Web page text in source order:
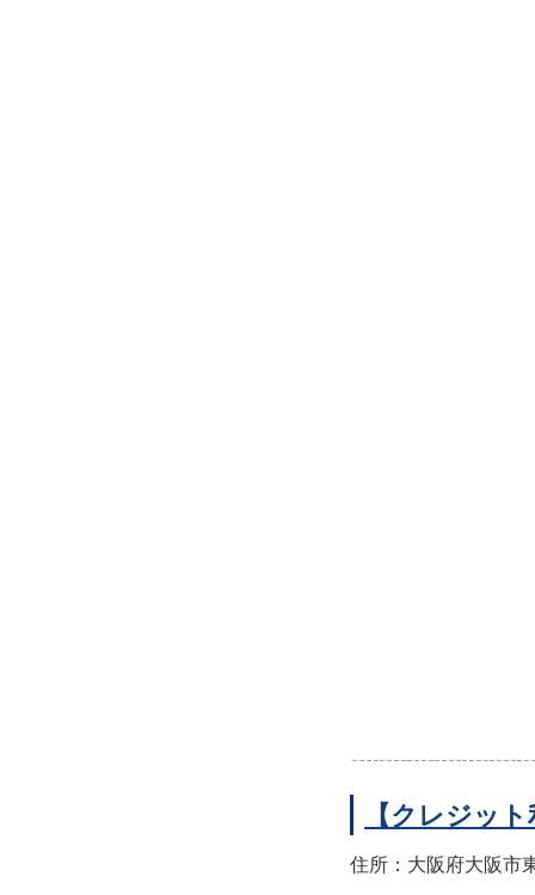
【クレジッ
住所：大阪府大阪市